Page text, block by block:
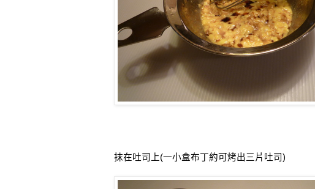
抹在吐司上(一小盒布丁約可烤出三片吐司 )